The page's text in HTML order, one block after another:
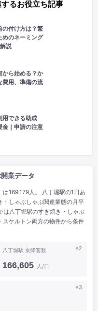
るお役立ち記事
の付け方は？繁
めのネーミング
説
から始める？か
費用、準備の流
用できる助成
金｜申請の注意
業データ
169,179人。 八丁堀駅の1日あ
しゃぶしゃぶ関連業態の月平
八丁堀駅のすき焼き・しゃぶ
スケルトン両方の物件から条件
※2
八丁堀駅 乗降客数
166,605 人/日
※3